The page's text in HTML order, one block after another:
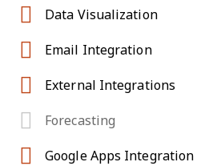
Data Visualization
Email Integration
External Integrations
Forecasting
Google Apps Integration